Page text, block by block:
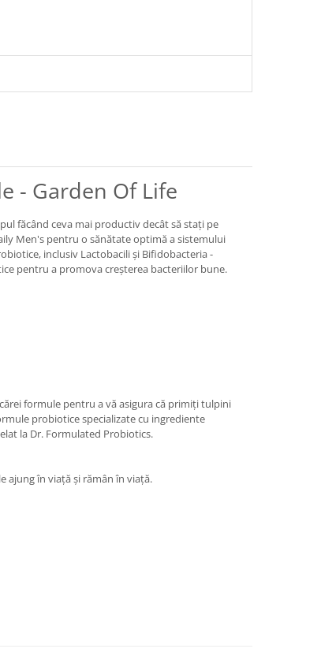
- Garden Of Life
făcând ceva mai productiv decât să stați pe
Men's pentru o sănătate optimă a sistemului
inclusiv Lactobacili și Bifidobacteria -
pentru a promova creșterea bacteriilor bune.
formule pentru a vă asigura că primiți tulpini
probiotice specializate cu ingrediente
la Dr. Formulated Probiotics.
ajung în viață și rămân în viață.